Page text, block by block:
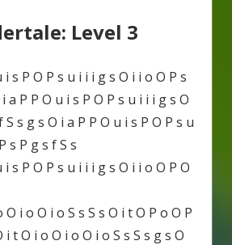
Level 3
i s P O P s u i i i g s O i i o O P s
a P P O u i s P O P s u i i i g s O
s g s O i a P P O u i s P O P s u
s P g s f S s
i s P O P s u i i i g s O i i o O P O
O i o O i o S s S s O i t O P o O P
i t O i o O i o O i o S s S s g s O